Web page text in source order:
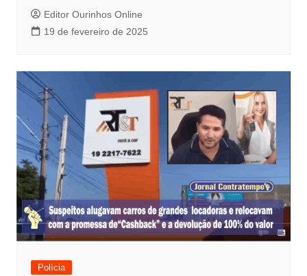
Editor Ourinhos Online
19 de fevereiro de 2025
Polícia